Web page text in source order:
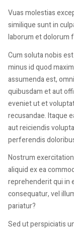
Vuas molestias
similique sunt in
laborum et dolorum
Cum soluta nobis
minus id quod
assumenda est,
quibusdam et aut
eveniet ut et
recusandae. Itaque
aut reiciendis
perferendis
Nostrum
aliquid ex ea
reprehenderit qui in
consequatur, vel
pariatur?
Sed ut perspiciatis